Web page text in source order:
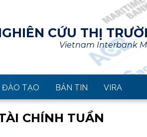
CỨU THỊ
Vietnam Interbank
ĐÀO TẠO BẢN TIN VIRA
CHÍNH TUẦN